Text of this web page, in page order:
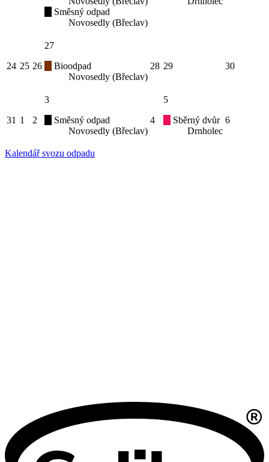
Směsný odpad
Novosedly (Břeclav)
24 25 26
27
Bioodpad
Novosedly (Břeclav)
28 29 30
31 1 2
3
Směsný odpad
Novosedly (Břeclav)
4
5
Sběrný dvůr
Drnholec
6
Kalendář svozu odpadu